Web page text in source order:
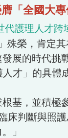
「全國大專
護理人才跨
榮，肯定
展的時代挑
才」的具體
，並積極
判斷與照
」